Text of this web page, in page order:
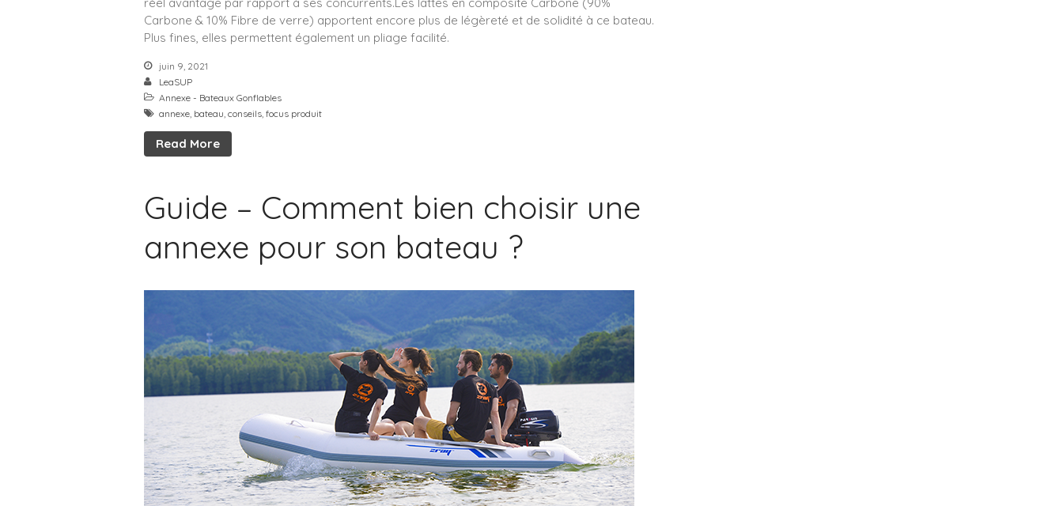
réel avantage par rapport à ses concurrents.Les lattes en composite Carbone (90%
Carbone & 10% Fibre de verre) apportent encore plus de légèreté et de solidité à ce bateau.
Plus fines, elles permettent également un pliage facilité.
juin 9, 2021
LeaSUP
Annexe - Bateaux Gonflables
annexe, bateau, conseils, focus produit
Read More
Guide – Comment bien choisir une
annexe pour son bateau ?